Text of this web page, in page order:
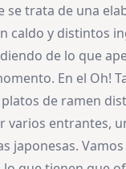
se trata de una
caldo y distintos
de lo que
En el Oh!
de ramen
varios entrantes,
japonesas.